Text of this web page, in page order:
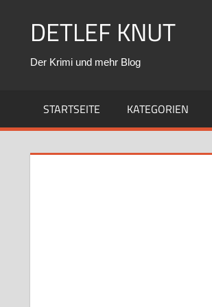
DETLEF KNUT
Der Krimi und mehr Blog
STARTSEITE KATEGORIEN